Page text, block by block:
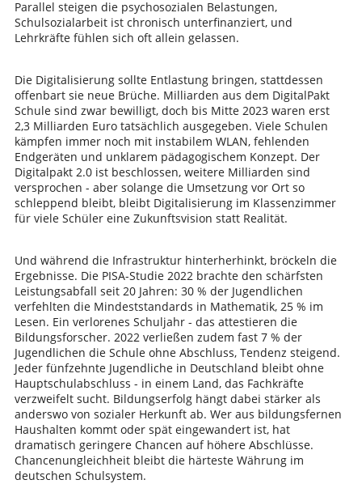
Parallel steigen die psychosozialen Belastungen,
Schulsozialarbeit ist chronisch unterfinanziert, und
Lehrkräfte fühlen sich oft allein gelassen.
Die Digitalisierung sollte Entlastung bringen, stattdessen
offenbart sie neue Brüche. Milliarden aus dem DigitalPakt
Schule sind zwar bewilligt, doch bis Mitte 2023 waren erst
2,3 Milliarden Euro tatsächlich ausgegeben. Viele Schulen
kämpfen immer noch mit instabilem WLAN, fehlenden
Endgeräten und unklarem pädagogischem Konzept. Der
Digitalpakt 2.0 ist beschlossen, weitere Milliarden sind
versprochen - aber solange die Umsetzung vor Ort so
schleppend bleibt, bleibt Digitalisierung im Klassenzimmer
für viele Schüler eine Zukunftsvision statt Realität.
Und während die Infrastruktur hinterherhinkt, bröckeln die
Ergebnisse. Die PISA-Studie 2022 brachte den schärfsten
Leistungsabfall seit 20 Jahren: 30 % der Jugendlichen
verfehlten die Mindeststandards in Mathematik, 25 % im
Lesen. Ein verlorenes Schuljahr - das attestieren die
Bildungsforscher. 2022 verließen zudem fast 7 % der
Jugendlichen die Schule ohne Abschluss, Tendenz steigend.
Jeder fünfzehnte Jugendliche in Deutschland bleibt ohne
Hauptschulabschluss - in einem Land, das Fachkräfte
verzweifelt sucht. Bildungserfolg hängt dabei stärker als
anderswo von sozialer Herkunft ab. Wer aus bildungsfernen
Haushalten kommt oder spät eingewandert ist, hat
dramatisch geringere Chancen auf höhere Abschlüsse.
Chancenungleichheit bleibt die härteste Währung im
deutschen Schulsystem.